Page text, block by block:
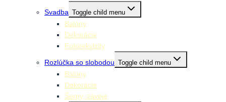
Svadba Toggle child menu
Balóny
Dekorácie
Fotorekvizity
Rozlúčka so slobodou Toggle child menu
Balóny
Dekorácie
Šerpy, závoje